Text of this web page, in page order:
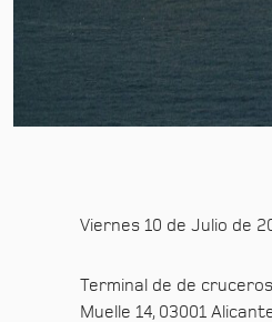
Viernes 10 de Julio de
Terminal de de
Muelle 14, 03001